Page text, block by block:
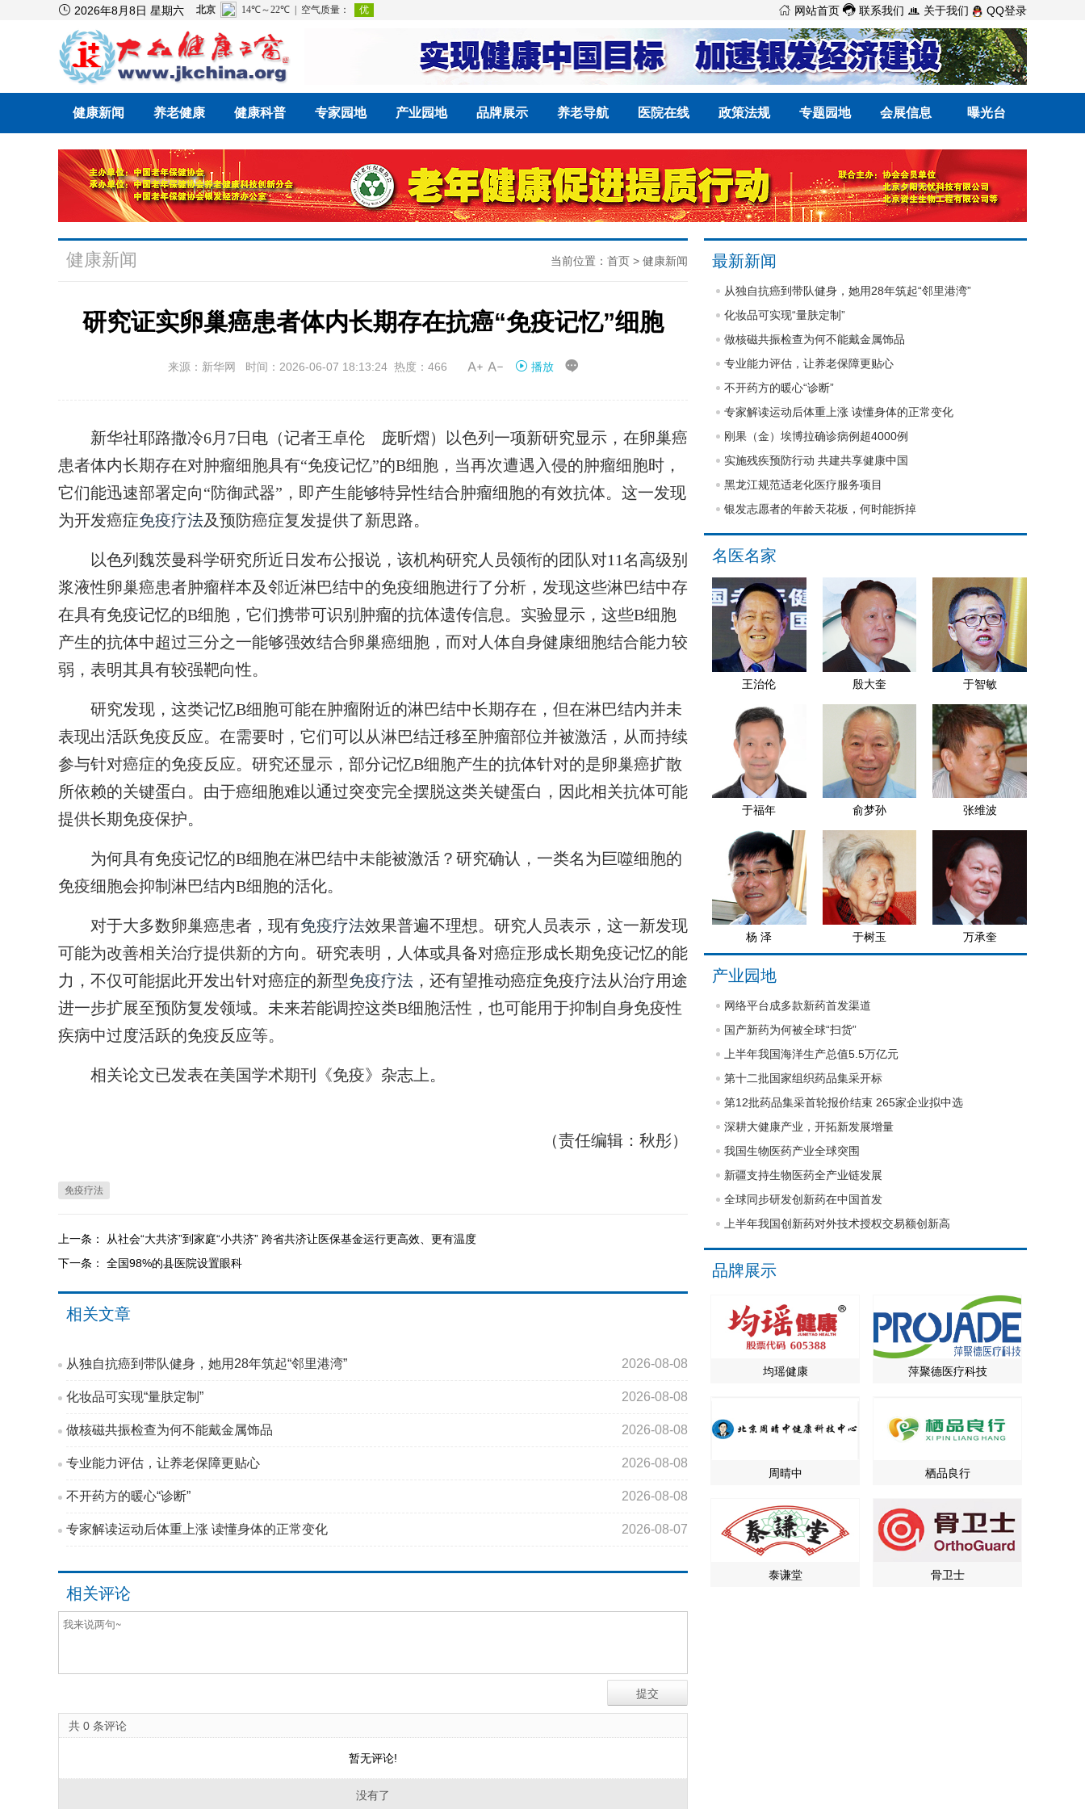
 2026年8月8日 星期六  网站首页  联系我们  关于我们 QQ登录
健康新闻 养老健康 健康科普 专家园地 产业园地 品牌展示 养老导航 医院在线 政策法规 专题园地 会展信息 曝光台
健康新闻 当前位置： 首页 > 健康新闻
研究证实卵巢癌患者体内长期存在抗癌“免疫记忆”细胞
来源：新华网 时间：2026-06-07 18:13:24 热度：466  播放 
新华社耶路撒冷6月7日电（记者王卓伦 庞昕熠）以色列一项新研究显示，在卵巢癌
患者体内长期存在对肿瘤细胞具有“免疫记忆”的B细胞，当再次遭遇入侵的肿瘤细胞时，
它们能迅速部署定向“防御武器”，即产生能够特异性结合肿瘤细胞的有效抗体。这一发现
为开发癌症免疫疗法及预防癌症复发提供了新思路。
以色列魏茨曼科学研究所近日发布公报说，该机构研究人员领衔的团队对11名高级别
浆液性卵巢癌患者肿瘤样本及邻近淋巴结中的免疫细胞进行了分析，发现这些淋巴结中存
在具有免疫记忆的B细胞，它们携带可识别肿瘤的抗体遗传信息。实验显示，这些B细胞
产生的抗体中超过三分之一能够强效结合卵巢癌细胞，而对人体自身健康细胞结合能力较
弱，表明其具有较强靶向性。
研究发现，这类记忆B细胞可能在肿瘤附近的淋巴结中长期存在，但在淋巴结内并未
表现出活跃免疫反应。在需要时，它们可以从淋巴结迁移至肿瘤部位并被激活，从而持续
参与针对癌症的免疫反应。研究还显示，部分记忆B细胞产生的抗体针对的是卵巢癌扩散
所依赖的关键蛋白。由于癌细胞难以通过突变完全摆脱这类关键蛋白，因此相关抗体可能
提供长期免疫保护。
为何具有免疫记忆的B细胞在淋巴结中未能被激活？研究确认，一类名为巨噬细胞的
免疫细胞会抑制淋巴结内B细胞的活化。
对于大多数卵巢癌患者，现有免疫疗法效果普遍不理想。研究人员表示，这一新发现
可能为改善相关治疗提供新的方向。研究表明，人体或具备对癌症形成长期免疫记忆的能
力，不仅可能据此开发出针对癌症的新型免疫疗法 ，还有望推动癌症免疫疗法从治疗用途
进一步扩展至预防复发领域。未来若能调控这类B细胞活性，也可能用于抑制自身免疫性
疾病中过度活跃的免疫反应等。
相关论文已发表在美国学术期刊《免疫》杂志上。
（责任编辑：秋彤）
免疫疗法
上一条：
从社会“大共济”到家庭“小共济” 跨省共济让医保基金运行更高效、更有温度
下一条： 全国98%的县医院设置眼科
相关文章
从独自抗癌到带队健身，她用28年筑起“邻里港湾” 2026-08-08
化妆品可实现“量肤定制” 2026-08-08
做核磁共振检查为何不能戴金属饰品 2026-08-08
专业能力评估，让养老保障更贴心 2026-08-08
不开药方的暖心“诊断” 2026-08-08
专家解读运动后体重上涨 读懂身体的正常变化 2026-08-07
相关评论
共 0 条评论
暂无评论!
没有了
最新新闻
从独自抗癌到带队健身，她用28年筑起“邻里港湾”
化妆品可实现“量肤定制”
做核磁共振检查为何不能戴金属饰品
专业能力评估，让养老保障更贴心
不开药方的暖心“诊断”
专家解读运动后体重上涨 读懂身体的正常变化
刚果（金）埃博拉确诊病例超4000例
实施残疾预防行动 共建共享健康中国
黑龙江规范适老化医疗服务项目
银发志愿者的年龄天花板，何时能拆掉
名医名家
王治伦 殷大奎 于智敏
于福年 俞梦孙 张维波
杨 泽 于树玉 万承奎
产业园地
网络平台成多款新药首发渠道
国产新药为何被全球“扫货”
上半年我国海洋生产总值5.5万亿元
第十二批国家组织药品集采开标
第12批药品集采首轮报价结束 265家企业拟中选
深耕大健康产业，开拓新发展增量
我国生物医药产业全球突围
新疆支持生物医药全产业链发展
全球同步研发创新药在中国首发
上半年我国创新药对外技术授权交易额创新高
品牌展示
均瑶健康 萍聚德医疗科技
周晴中 栖品良行
泰谦堂 骨卫士